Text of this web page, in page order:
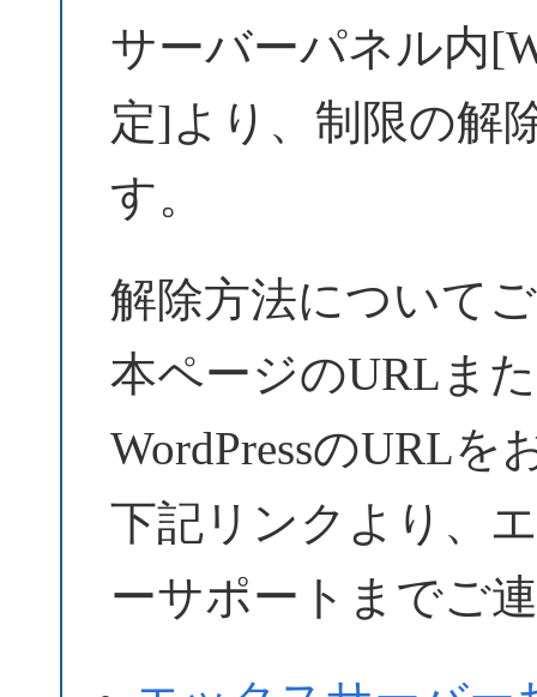
サーバーパネル内
定]より、制限の解
す。
解除方法について
本ページのURLま
WordPressのURL
下記リンクより、
ーサポートまでご